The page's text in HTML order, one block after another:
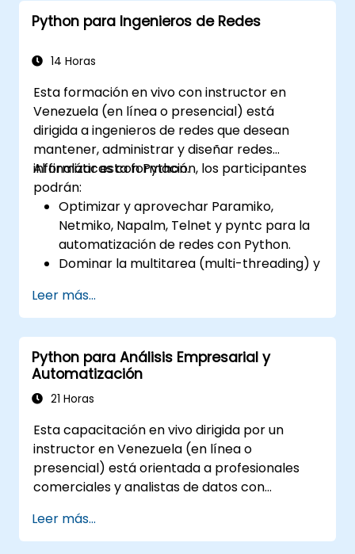
Python para Ingenieros de Redes
14 Horas
Esta formación en vivo con instructor en
Venezuela (en línea o presencial) está
dirigida a ingenieros de redes que desean
mantener, administrar y diseñar redes
informáticas con Python.
Al finalizar esta formación, los participantes
podrán:
Optimizar y aprovechar Paramiko,
Netmiko, Napalm, Telnet y pyntc para la
automatización de redes con Python.
Dominar la multitarea (multi-threading) y
de redes.
Utilizar GNS3 y Python para la
programación de redes.
Leer más...
Python para Análisis Empresarial y
Automatización
21 Horas
Esta capacitación en vivo dirigida por un
instructor en Venezuela (en línea o
presencial) está orientada a profesionales
comerciales y analistas de datos con
desean aplicar Python para automatizar
flujos de trabajo, analizar datos comerciales y
Leer más...